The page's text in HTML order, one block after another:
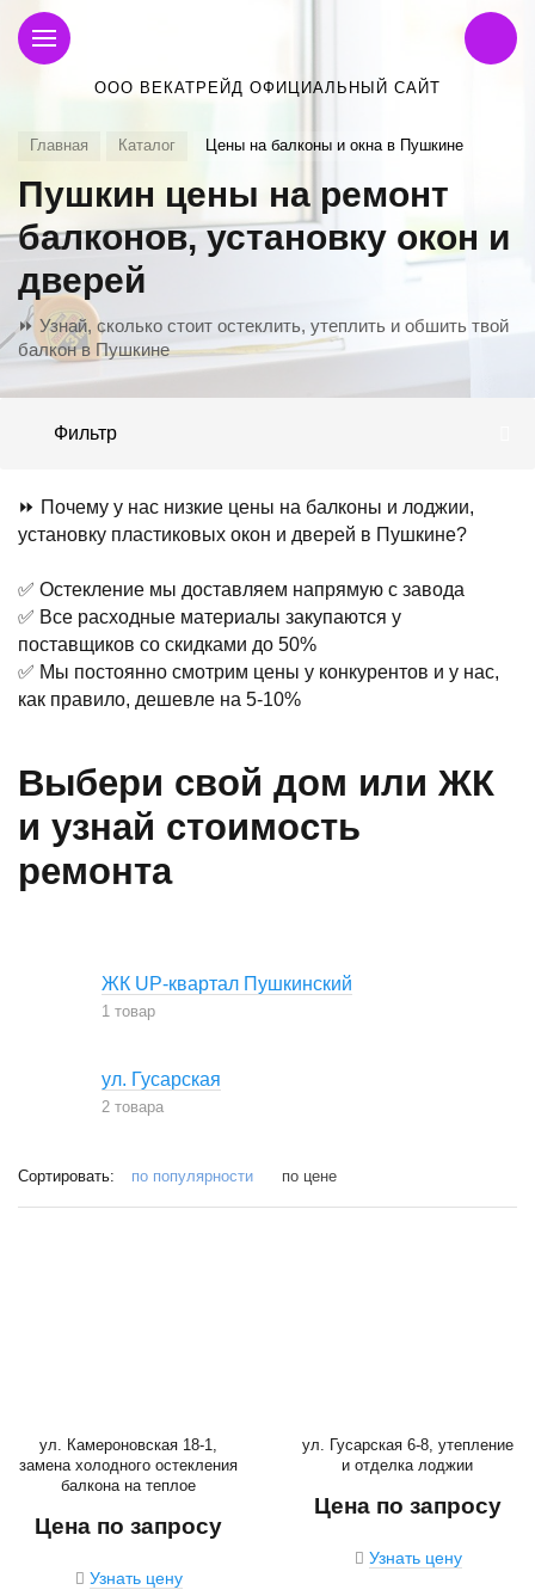
ООО ВЕКАТРЕЙД ОФИЦИАЛЬНЫЙ САЙТ
Главная Каталог Цены на балконы и окна в Пушкине
Пушкин цены на ремонт
балконов, установку окон и
дверей
⏩ Узнай, сколько стоит остеклить, утеплить и обшить твой
балкон в Пушкине
Фильтр
⏩ Почему у нас низкие цены на балконы и лоджии,
установку пластиковых окон и дверей в Пушкине?
✅ Остекление мы доставляем напрямую с завода
✅ Все расходные материалы закупаются у
поставщиков со скидками до 50%
✅ Мы постоянно смотрим цены у конкурентов и у нас,
как правило, дешевле на 5-10%
Выбери свой дом или ЖК
и узнай стоимость
ремонта
ЖК UP-квартал Пушкинский
1 товар
ул. Гусарская
2 товара
Сортировать: по популярности по цене
ул. Камероновская 18-1,
замена холодного остекления
балкона на теплое
Цена по запросу
Узнать цену
ул. Гусарская 6-8, утепление
и отделка лоджии
Цена по запросу
Узнать цену